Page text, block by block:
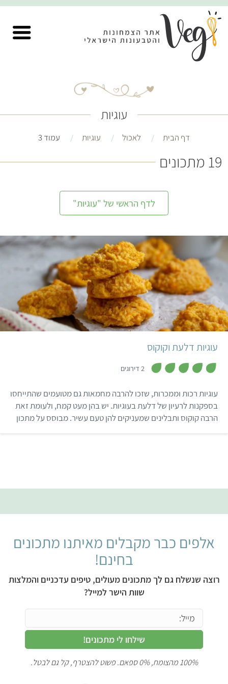
עוגיות
דף הבית לאכול עוגיות עמוד 3
19 מתכונים
לדף הראשי של "עוגיות"
קל
עוגיות דלעת וקוקוס
2 דירוגים
ך
5
עוגיות רכות וממכרות, שזכו להרבה מחמאות גם מטועמים שהתייחסו
בספקנות לרעיון של דלעת בעוגיות. יש בהן מעט קמח, ולעומת זאת
הרבה קוקוס ותבלינים שמעניקים להן טעם עשיר. מבוסס על מתכון
אלפים כבר מקבלים מאיתנו מתכונים
בחינם!
רוצה שנשלח גם לך מתכונים מעולים, טיפים עדכניים והמלצות
שוות הישר למייל?
שילחו לי מתכונים!
100% מהצומח, 0% ספאם. פשוט להצטרף, קל גם לבטל.